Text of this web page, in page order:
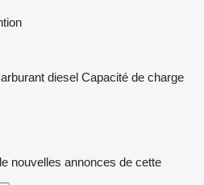
diesel Capacité de charge
nouvelles annonces de cette